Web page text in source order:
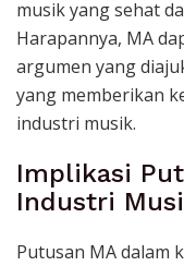
musik yang sehat
Harapannya, MA
argumen yang
yang memberikan
industri musik.
Implikasi
Industri
Putusan MA dalam